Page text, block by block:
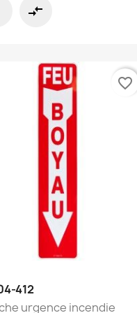
compare_arrows
Aperçu rapide
412
urgence incendie
favorite_border